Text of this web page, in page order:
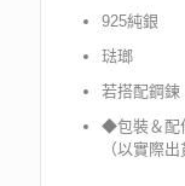
925純銀
琺瑯
若搭配鋼鍊
◆包裝＆配
（以實際